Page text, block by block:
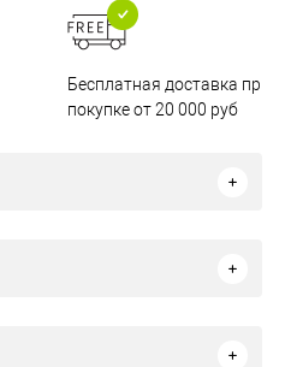
Бесплатная доставка при
покупке от 20 000 руб